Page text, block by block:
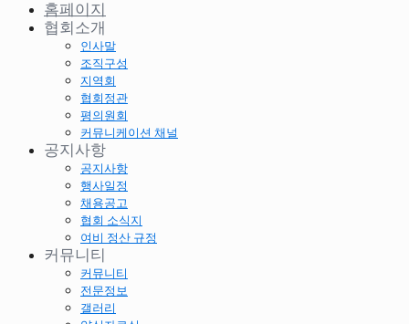
홈페이지
협회소개
인사말
조직구성
지역회
협회정관
평의원회
커뮤니케이션 채널
공지사항
공지사항
행사일정
채용공고
협회 소식지
여비 정산 규정
커뮤니티
커뮤니티
전문정보
갤러리